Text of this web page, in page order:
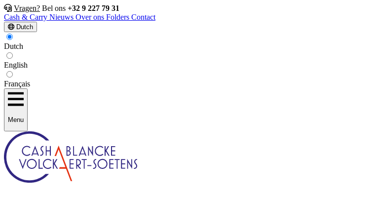
Vragen? Bel ons +32 9 227 79 31
Cash & Carry Nieuws Over ons Folders Contact
Dutch
Dutch
English
Français
Menu